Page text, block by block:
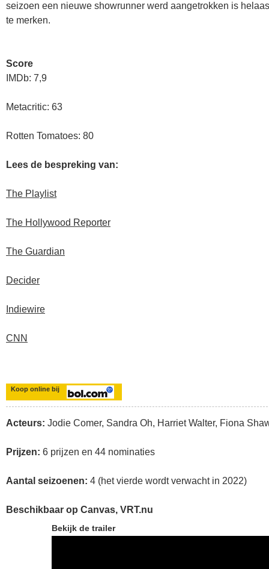
seizoen een nieuwe showrunner werd aangetrokken is helaas
te merken.
Score
IMDb: 7,9
Metacritic: 63
Rotten Tomatoes: 80
Lees de bespreking van:
The Playlist
The Hollywood Reporter
The Guardian
Decider
Indiewire
CNN
Koop online bij
Acteurs: Jodie Comer, Sandra Oh, Harriet Walter, Fiona
Prijzen: 6 prijzen en 44 nominaties
Aantal seizoenen: 4 (het vierde wordt verwacht in 2022)
Beschikbaar op Canvas, VRT.nu
Bekijk de trailer